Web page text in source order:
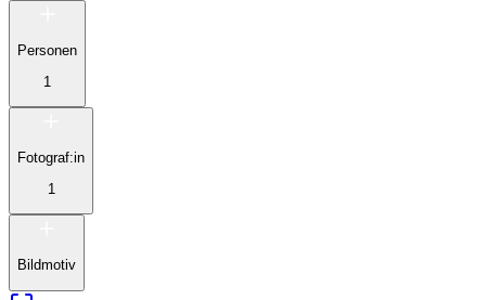
Personen
1
Fotograf:in
1
Bildmotiv